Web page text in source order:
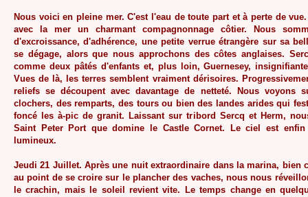
Nous voici en pleine mer. C'est l'eau de toute part et à perte de
avec la mer un charmant compagnonnage côtier. Nous
d'excroissance, d'adhérence, une petite verrue étrangère sur sa
se dégage, alors que nous approchons des côtes anglaises.
comme deux pâtés d'enfants et, plus loin, Guernesey,
Vues de là, les terres semblent vraiment dérisoires.
reliefs se découpent avec davantage de netteté. Nous voyons
clochers, des remparts, des tours ou bien des landes arides qui
foncé les à-pic de granit. Laissant sur tribord Sercq et Herm,
Saint Peter Port que domine le Castle Cornet. Le ciel est
lumineux.
Jeudi 21 Juillet. Après une nuit extraordinaire dans la marina, bien
au point de se croire sur le plancher des vaches, nous nous
le crachin, mais le soleil revient vite. Le temps change en